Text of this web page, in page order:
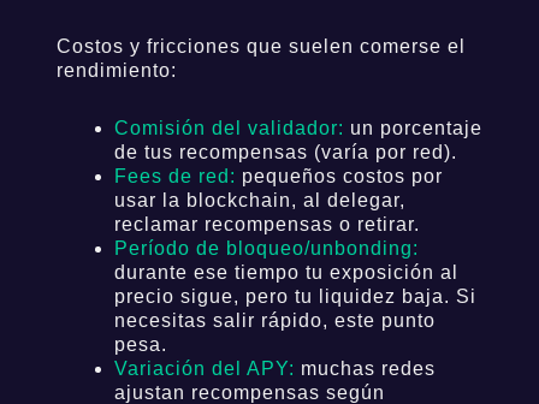
Costos y fricciones que suelen comerse el
rendimiento:
Comisión del validador: un porcentaje
de tus recompensas (varía por red).
Fees de red: pequeños costos por
usar la blockchain, al delegar,
reclamar recompensas o retirar.
Período de bloqueo/unbonding:
durante ese tiempo tu exposición al
precio sigue, pero tu liquidez baja. Si
necesitas salir rápido, este punto
pesa.
Variación del APY: muchas redes
ajustan recompensas según